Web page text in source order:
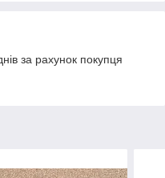
за рахунок покупця